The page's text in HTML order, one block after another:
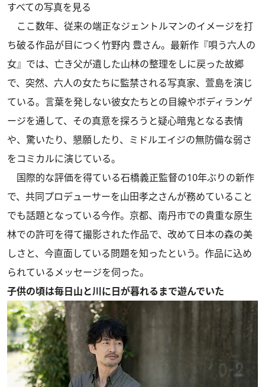
すべての写真を見る
ここ数年、従来の端正なジェントルマンのイメージを打
ち破る作品が目につく竹野内 豊さん。最新作『唄う六人の
女』では、亡き父が遺した山林の整理をしに戻った故郷
で、突然、六人の女たちに監禁される写真家、萱島を演じ
ている。言葉を発しない彼女たちとの目線やボディランゲ
ージを通して、その真意を探ろうと疑心暗鬼となる表情
や、驚いたり、懇願したり、ミドルエイジの無防備な弱さ
をコミカルに演じている。
国際的な評価を得ている石橋義正監督の10年ぶりの新作
で、共同プロデューサーを山田孝之さんが務めていること
でも話題となっている今作。京都、南丹市での貴重な原生
林での許可を得て撮影された作品で、改めて日本の森の美
しさと、今直面している問題を知ったという。作品に込め
られているメッセージを伺った。
子供の頃は毎日山と川に日が暮れるまで遊んでいた